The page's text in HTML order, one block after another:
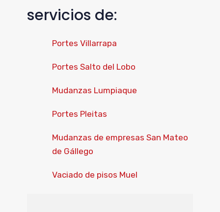
servicios de:
Portes Villarrapa
Portes Salto del Lobo
Mudanzas Lumpiaque
Portes Pleitas
Mudanzas de empresas San Mateo
de Gállego
Vaciado de pisos Muel